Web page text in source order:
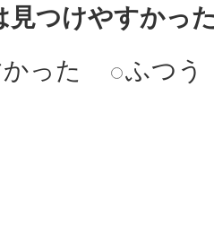
見つけやすかっ
った
ふつう